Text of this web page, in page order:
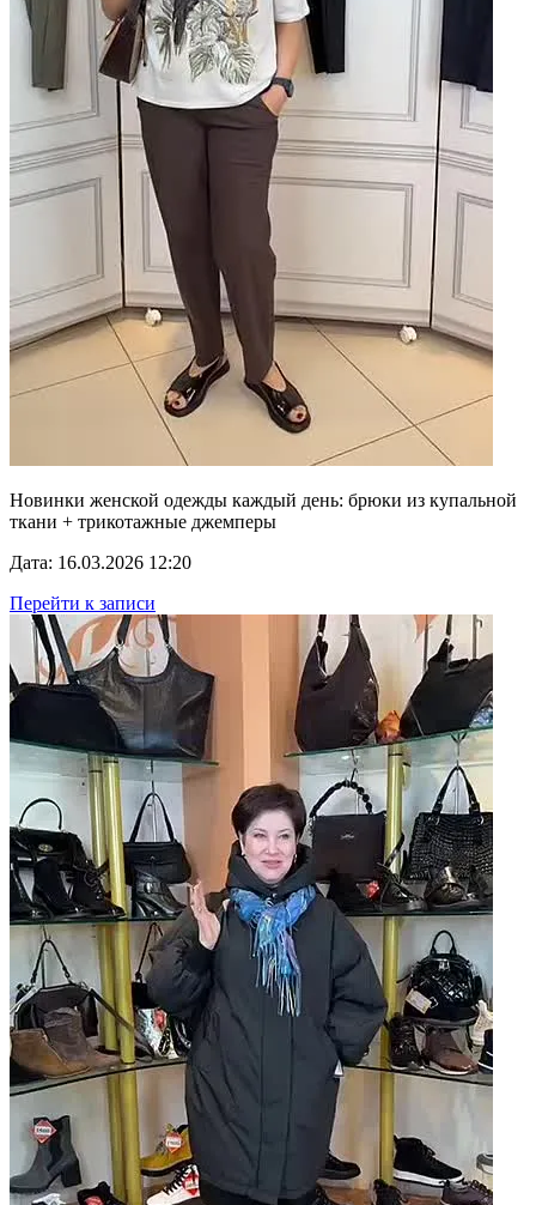
Новинки женской одежды каждый день: брюки из купальной
ткани + трикотажные джемперы
Дата: 16.03.2026 12:20
Перейти к записи